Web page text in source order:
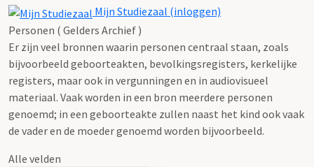
Mijn Studiezaal (inloggen)
Personen ( Gelders Archief )
Er zijn veel bronnen waarin personen centraal staan, zoals
bijvoorbeeld geboorteakten, bevolkingsregisters, kerkelijke
registers, maar ook in vergunningen en in audiovisueel
materiaal. Vaak worden in een bron meerdere personen
genoemd; in een geboorteakte zullen naast het kind ook vaak
de vader en de moeder genoemd worden bijvoorbeeld.
Alle velden